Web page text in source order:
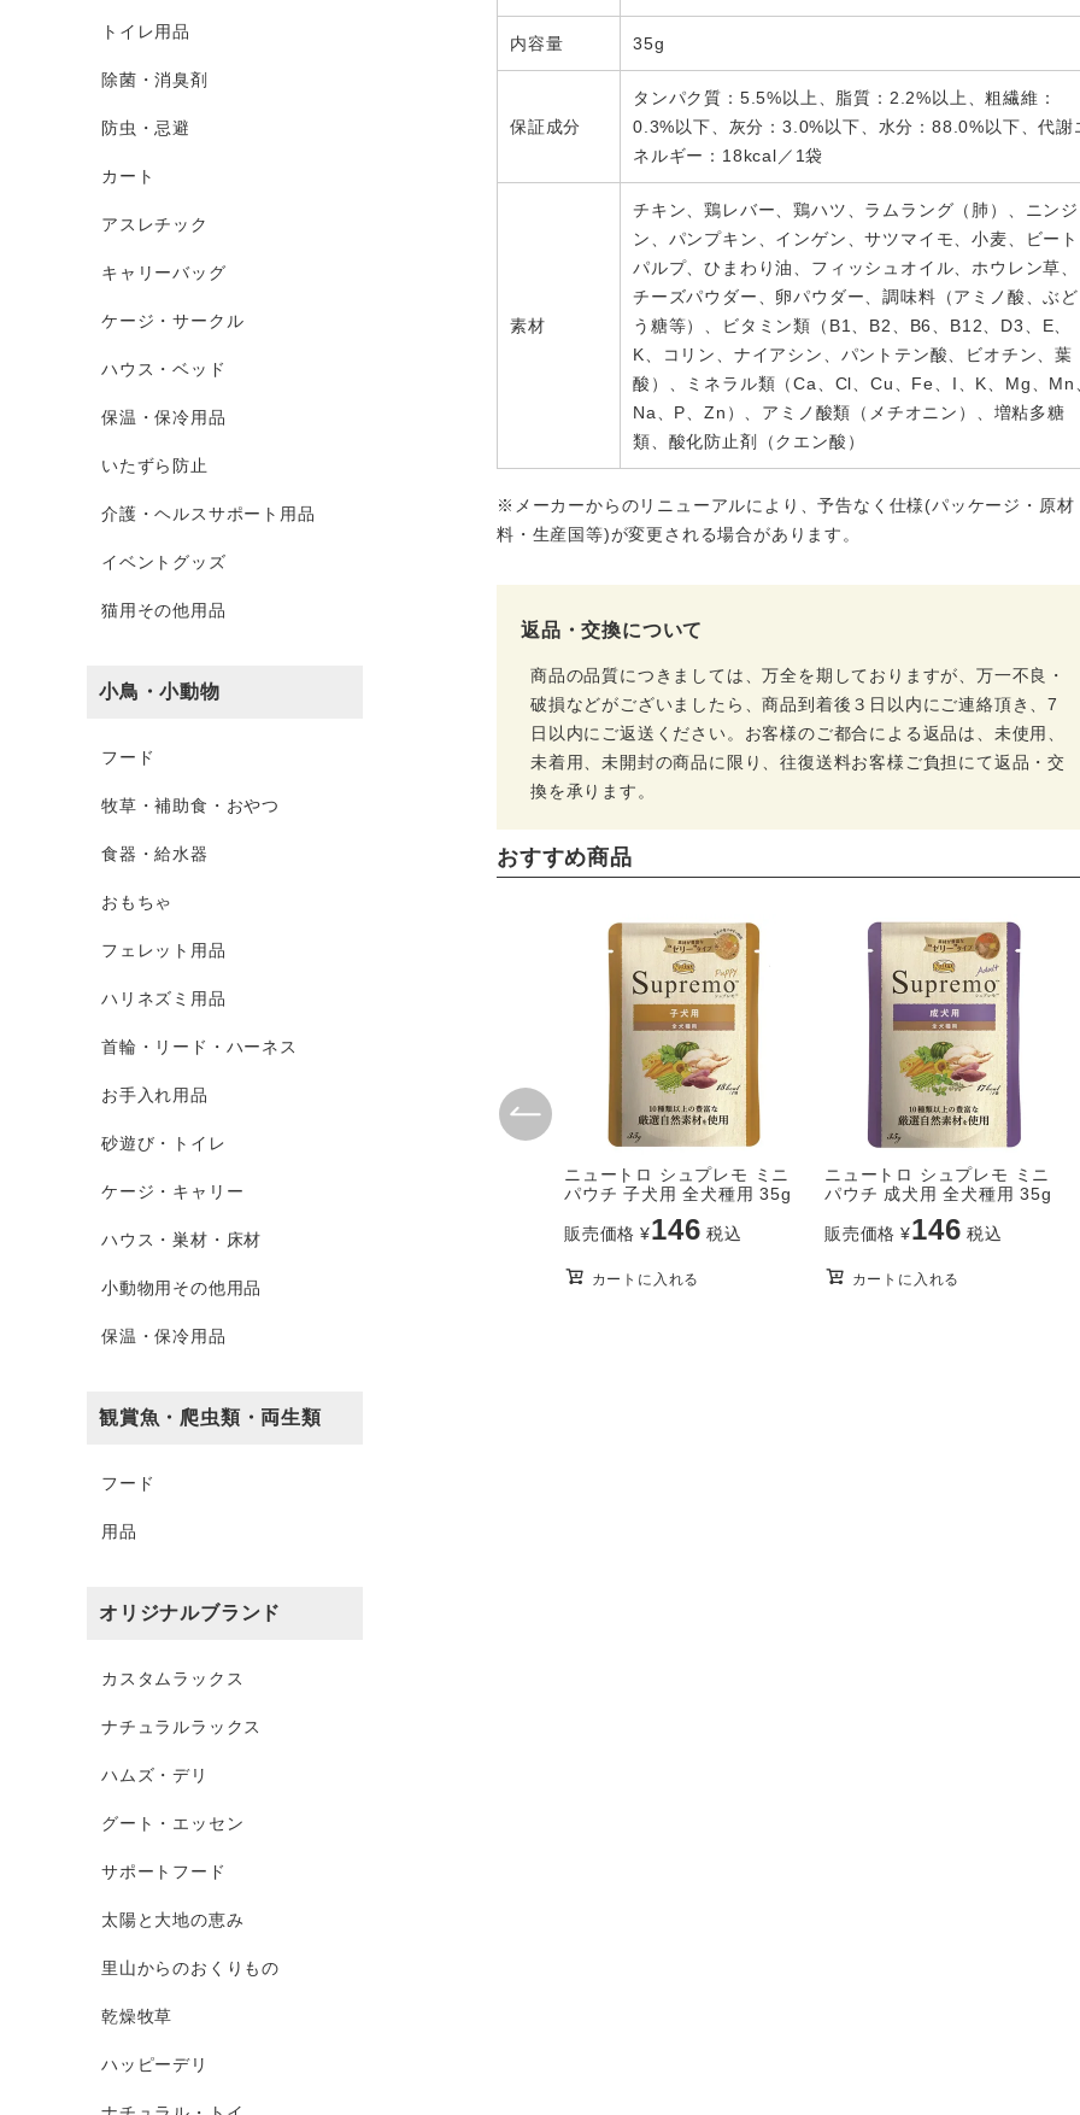
トイレ用品
除菌・消臭剤
防虫・忌避
カート
アスレチック
キャリーバッグ
ケージ・サークル
ハウス・ベッド
保温・保冷用品
いたずら防止
介護・ヘルスサポート用品
イベントグッズ
猫用その他用品
小鳥・小動物
フード
牧草・補助食・おやつ
食器・給水器
おもちゃ
フェレット用品
ハリネズミ用品
首輪・リード・ハーネス
お手入れ用品
砂遊び・トイレ
ケージ・キャリー
ハウス・巣材・床材
小動物用その他用品
保温・保冷用品
観賞魚・爬虫類・両生類
フード
用品
オリジナルブランド
カスタムラックス
ナチュラルラックス
ハムズ・デリ
グート・エッセン
サポートフード
太陽と大地の恵み
里山からのおくりもの
乾燥牧草
ハッピーデリ
内容量 35g
保証成分
タンパク質：5.5%以上、脂質：2.2%以上、粗繊維：
0.3%以下、灰分：3.0%以下、水分：88.0%以下、代謝
ネルギー：18kcal／1袋
素材
チキン、鶏レバー、鶏ハツ、ラムラング（肺）、ニンジ
ン、パンプキン、インゲン、サツマイモ、小麦、ビート
パルプ、ひまわり油、フィッシュオイル、ホウレン草、
チーズパウダー、卵パウダー、調味料（アミノ酸、ぶど
う糖等）、ビタミン類（B1、B2、B6、B12、D3、E、
K、コリン、ナイアシン、パントテン酸、ビオチン、葉
酸）、ミネラル類（Ca、Cl、Cu、Fe、I、K、Mg、Mn
Na、P、Zn）、アミノ酸類（メチオニン）、増粘多糖
類、酸化防止剤（クエン酸）
※メーカーからのリニューアルにより、予告なく仕様(パッケージ・原材
料・生産国等)が変更される場合があります。
返品・交換について
商品の品質につきましては、万全を期しておりますが、万一不良・
破損などがございましたら、商品到着後３日以内にご連絡頂き、7
日以内にご返送ください。お客様のご都合による返品は、未使用、
未着用、未開封の商品に限り、往復送料お客様ご負担にて返品・交
換を承ります。
おすすめ商品
ニュートロ シュプレモ ミニ
パウチ 子犬用 全犬種用 35g
販売価格 ¥146 税込
カートに入れる
ニュートロ シュプレモ ミニ
パウチ 成犬用 全犬種用 35g
販売価格 ¥146 税込
カートに入れる